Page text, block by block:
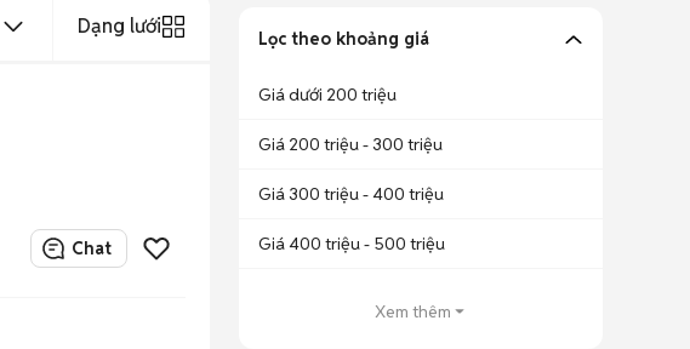
Dạng lưới
Chat
Lọc theo khoảng giá
Giá dưới 200 triệu
Giá 200 triệu - 300 triệu
Giá 300 triệu - 400 triệu
Giá 400 triệu - 500 triệu
Xem thêm